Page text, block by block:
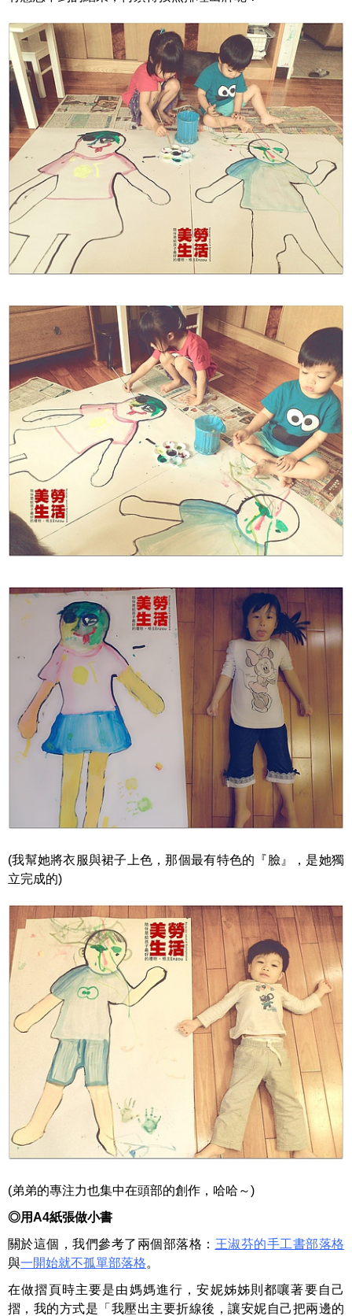
(我幫她將衣服與裙子上色，那個最有特色的『臉』，是她獨
立完成的)
(弟弟的專注力也集中在頭部的創作，哈哈～)
◎用A4紙張做小書
關於這個，我們參考了兩個部落格： 王淑芬的手工書部落格
與一開始就不孤單部落格。
在做摺頁時主要是由媽媽進行，安妮姊姊則都嚷著要自己
摺，我的方式是「我壓出主要折線後，讓安妮自己把兩邊的